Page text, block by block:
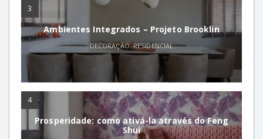
3
Ambientes Integrados – Projeto Brooklin
DECORAÇÃO,RESIDENCIAL
4
Prosperidade: como ativá-la através do Feng
Shui